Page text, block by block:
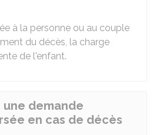
à la personne ou au couple
du décès, la charge
de l'enfant.
demande
en cas de décès